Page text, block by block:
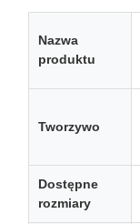
Nazwa
produktu
Tworzywo
Dostępne
rozmiary